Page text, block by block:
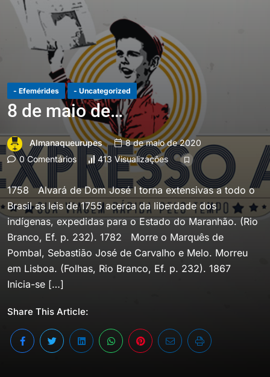
- Efemérides - Uncategorized
8 de maio de…
Almanaqueurupes
8 de maio de 2020
0 Comentários
413 Visualizações
1758 Alvará de Dom José I torna extensivas a todo o
Brasil as leis de 1755 acerca da liberdade dos
indígenas, expedidas para o Estado do Maranhão. (Rio
Branco, Ef. p. 232). 1782 Morre o Marquês de
Pombal, Sebastião José de Carvalho e Melo. Morreu
em Lisboa. (Folhas, Rio Branco, Ef. p. 232). 1867
Inicia-se […]
Share This Article: